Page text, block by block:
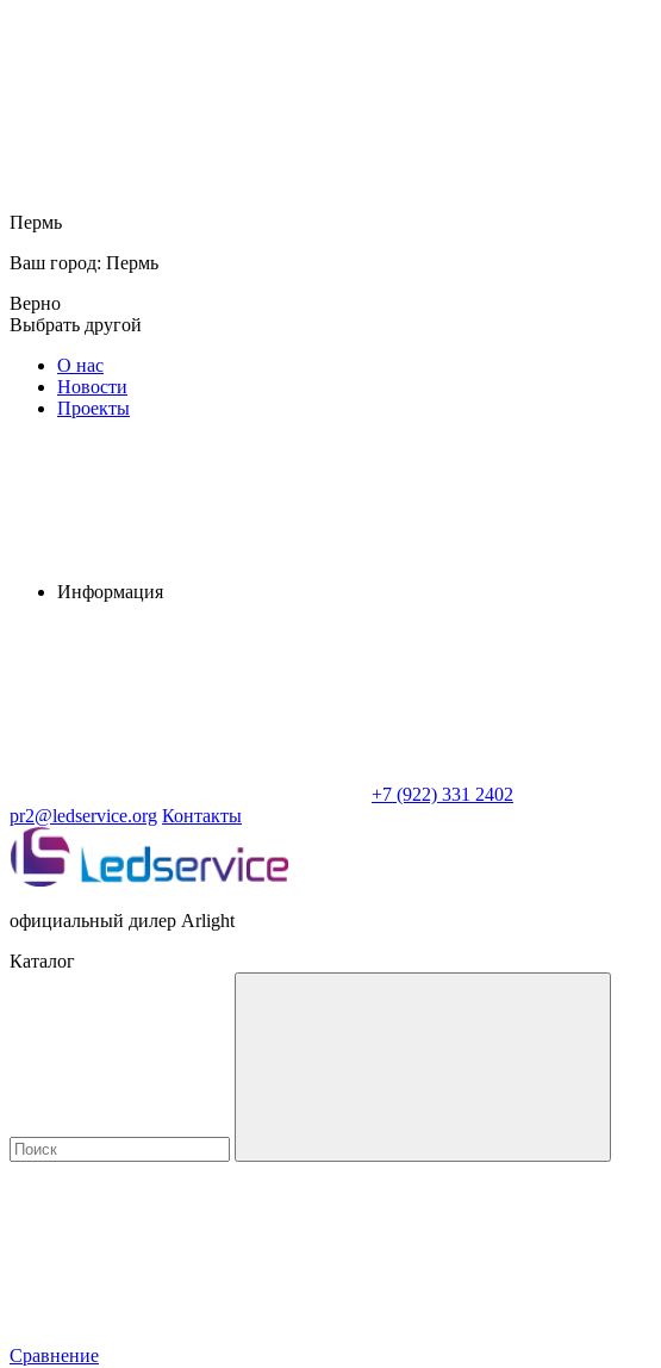
Пермь
Ваш город: Пермь
Верно
Выбрать другой
О нас
Новости
Проекты
Информация
+7 (922) 331 2402
pr2@ledservice.org Контакты
официальный дилер Arlight
Каталог
Сравнение